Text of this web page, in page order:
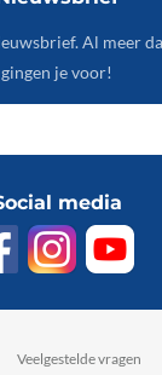
Al meer
gingen je voor!
media
Veelgestelde vragen